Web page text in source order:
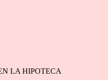
LA HIPOTECA